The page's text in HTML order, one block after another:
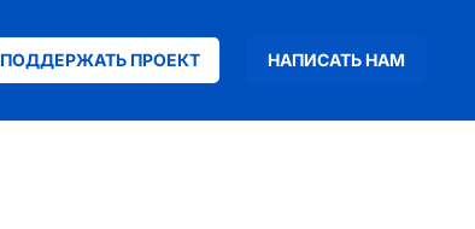
ПОДДЕРЖАТЬ ПРОЕКТ НАПИСАТЬ НАМ